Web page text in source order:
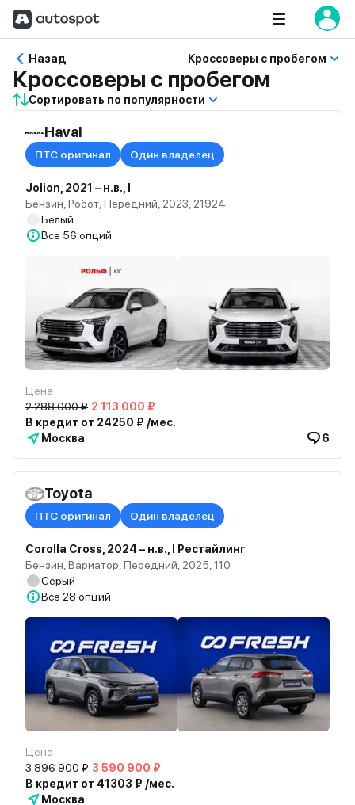
Назад Кроссоверы с пробегом
Кроссоверы с пробегом
Сортировать по популярности
Haval
ПТС оригинал Один владелец
Jolion, 2021 – н.в., I
Бензин, Робот, Передний, 2023, 21924
Белый
Все 56 опций
Цена
2 288 000 ₽ 2 113 000 ₽
В кредит от 24250 ₽ /мес.
Москва
6
Toyota
ПТС оригинал Один владелец
Corolla Cross, 2024 – н.в., I Рестайлинг
Бензин, Вариатор, Передний, 2025, 110
Серый
Все 28 опций
Цена
3 896 900 ₽ 3 590 900 ₽
В кредит от 41303 ₽ /мес.
Москва